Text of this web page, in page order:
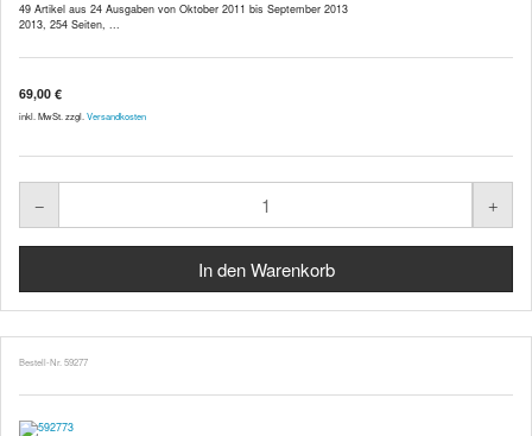
49 Artikel aus 24 Ausgaben von Oktober 2011 bis September 2013
2013, 254 Seiten, ...
69,00 €
inkl. MwSt. zzgl. Versandkosten
Bestell-Nr. 59277